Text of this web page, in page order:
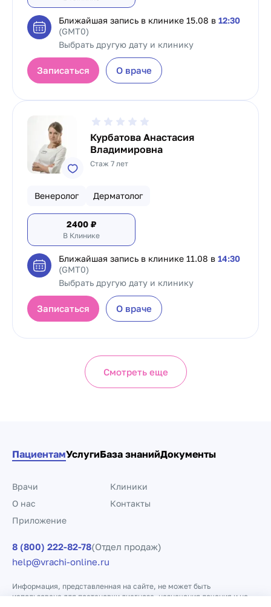
Ближайшая запись в клинике 15.08 в 12:30
(GMT0)
Выбрать другую дату и клинику
Записаться О враче
Курбатова Анастасия
Владимировна
Стаж 7 лет
Венеролог Дерматолог
2400 ₽
В Клинике
Ближайшая запись в клинике 11.08 в 14:30
(GMT0)
Выбрать другую дату и клинику
Записаться О враче
Смотреть еще
ПациентамУслугиБаза знанийДокументы
Врачи
Клиники
О нас
Контакты
Приложение
8 (800) 222-82-78(Отдел продаж)
help@vrachi-online.ru
Информация, представленная на сайте, не может быть
использована для постановки диагноза, назначения лечения и не